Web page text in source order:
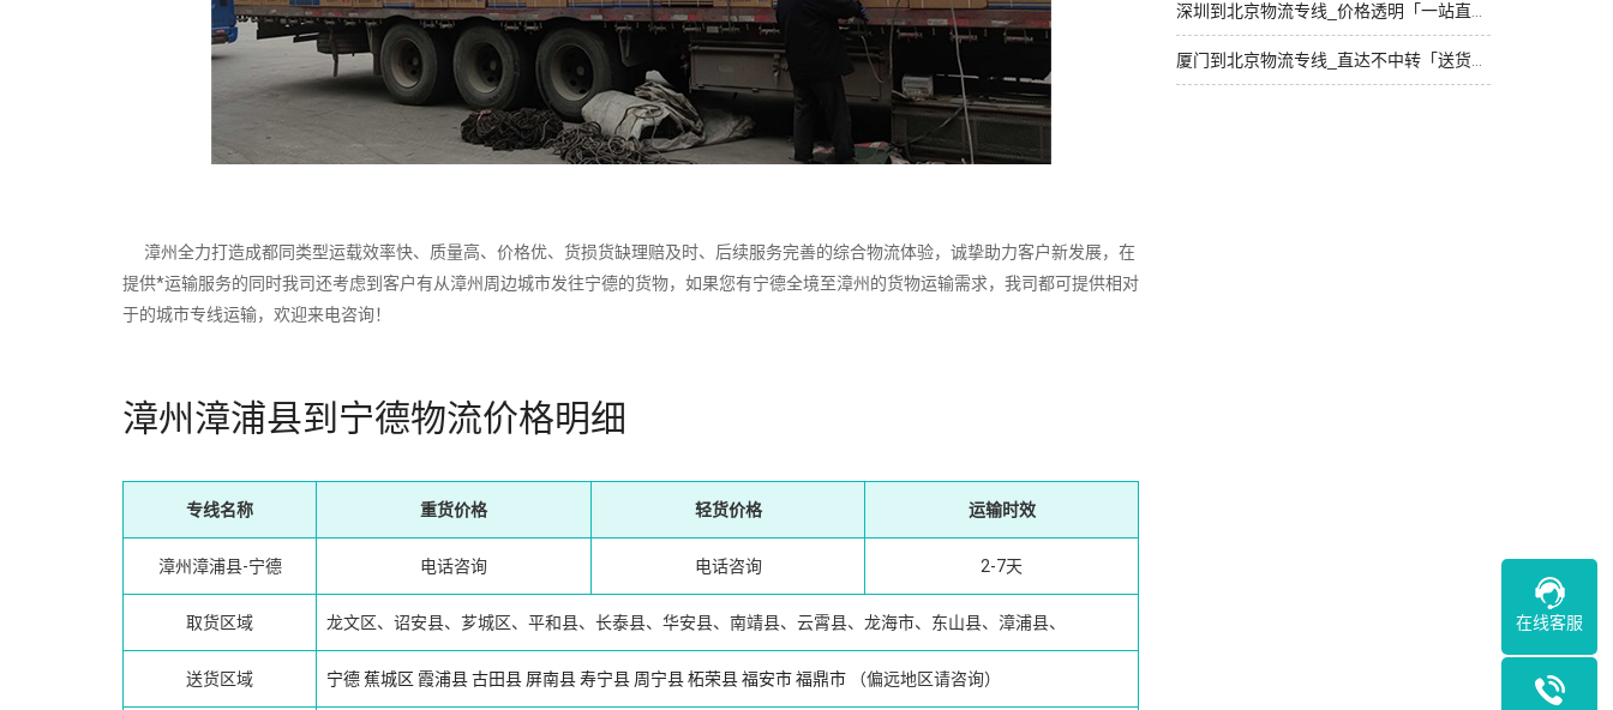
漳州全力打造成都同类型运载效率快、质量高、价格优、货损货缺理赔及时、后续服务完善的综合物流体验，诚挚助力客户新发展，在
提供*运输服务的同时我司还考虑到客户有从漳州周边城市发往宁德的货物，如果您有宁德全境至漳州的货物运输需求，我司都可提供相对
于的城市专线运输，欢迎来电咨询！
漳州漳浦县到宁德物流价格明细
专线名称 重货价格 轻货价格 运输时效
漳州漳浦县-宁德 电话咨询 电话咨询 2-7天
取货区域 龙文区、诏安县、芗城区、平和县、长泰县、华安县、南靖县、云霄县、龙海市、东山县、漳浦县、
送货区域 宁德蕉城区 霞浦县古田县 屏南县寿宁县 周宁县柘荣县福安市福鼎市 （偏远地区请咨询）
深圳到北京物流专线_价格透明「一站直达」
厦门到北京物流专线_直达不中转「送货到门」
在线客服